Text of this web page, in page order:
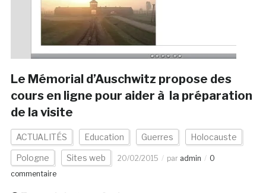
Le Mémorial d’Auschwitz propose des
cours en ligne pour aider à la préparation
de la visite
ACTUALITÉS Education Guerres Holocauste
Pologne Sites web 20/02/2015 par admin
0
commentaire